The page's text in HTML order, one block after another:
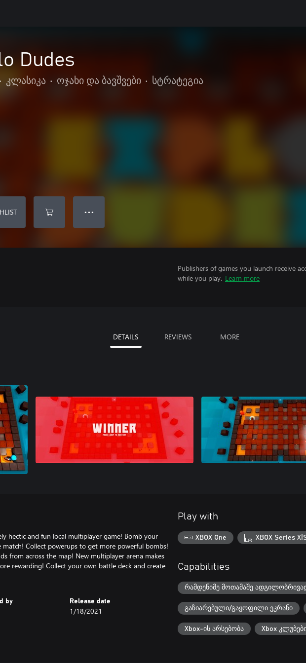
Dudes
• კლასიკა • ოჯახი და ბავშვები • სტრატეგია
● ● ●
Publishers of games you launch receive
while you play. Learn more
DETAILS REVIEWS MORE
hectic and fun local multiplayer game! Bomb your
Collect powerups to get more powerful bombs!
from across the map! New multiplayer arena makes
rewarding! Collect your own battle deck and create
by Release date
1/18/2021
Play with
XBOX One XBOX Series
Capabilities
რამდენიმე მოთამაშე
გაზიარებული/გაყოფილი ეკრანი
Xbox-ის არსებობა Xbox